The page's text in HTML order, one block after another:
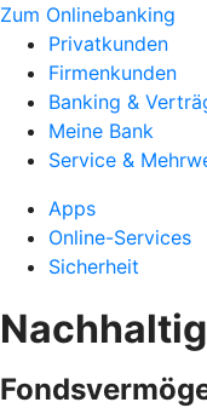
Zum Onlinebanking
Privatkunden
Firmenkunden
Banking &
Meine Bank
Service &
Apps
Online-Services
Sicherheit